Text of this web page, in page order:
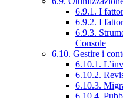
6.9.1. I
6.9.2. I
6.9.3.
Console
6.10. Gestire i
6.10.1.
6.10.2.
6.10.3.
6.10.4.